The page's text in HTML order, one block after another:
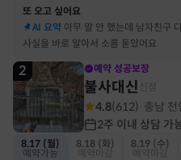
또 오고 싶어요
AI 요약 아무 말 안 했는데 남자친구
사실을 바로 알아서 소름 돋았어요
2 예약 성공보장
불사대신
4.8(612) 충남
2주 이내 상담 가
8.17 (월)
예약가능
8.18 (화)
8.19 (수)